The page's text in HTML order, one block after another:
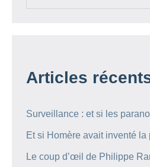
Articles
Surveillance : et si les
Et si Homère avait inventé la
Le coup d’œil de Philippe